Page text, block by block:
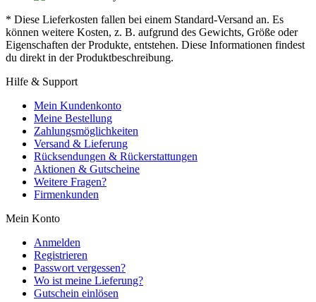
* Diese Lieferkosten fallen bei einem Standard-Versand an. Es
können weitere Kosten, z. B. aufgrund des Gewichts, Größe oder
Eigenschaften der Produkte, entstehen. Diese Informationen findest
du direkt in der Produktbeschreibung.
Hilfe & Support
Mein Kundenkonto
Meine Bestellung
Zahlungsmöglichkeiten
Versand & Lieferung
Rücksendungen & Rückerstattungen
Aktionen & Gutscheine
Weitere Fragen?
Firmenkunden
Mein Konto
Anmelden
Registrieren
Passwort vergessen?
Wo ist meine Lieferung?
Gutschein einlösen